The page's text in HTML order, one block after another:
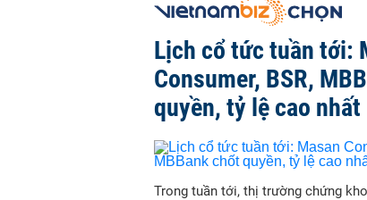
Lịch cổ tức tuần tới:
Consumer, BSR,
quyền, tỷ lệ cao nhất
Trong tuần tới, thị trường chứng